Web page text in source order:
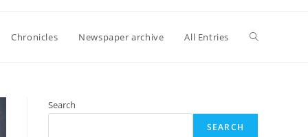
Chronicles Newspaper archive All Entries Toggle
Search
SEARCH